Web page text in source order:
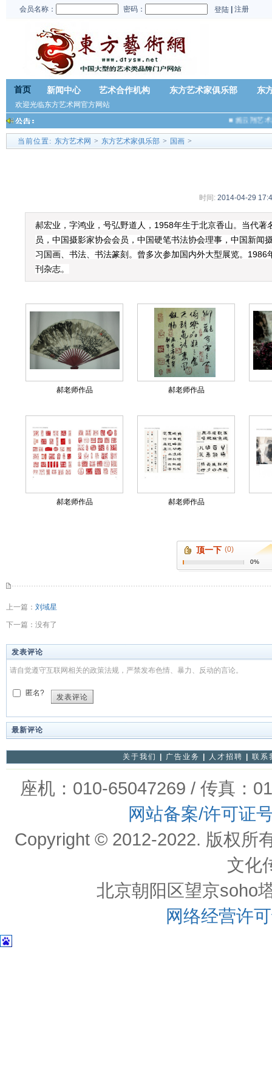
会员名称： 密码： 登陆| 注册
首页 新闻中心 艺术合作机构 东方艺术家俱乐部 东
欢迎光临东方艺术网官方网站
施云翔艺术
当前位置: 东方艺术网 > 东方艺术家俱乐部 > 国画 >
时间: 2014-04-29
郝宏业，字鸿业，号弘野道人，1958年生于北京香山。当代
员，中国摄影家协会会员，中国硬笔书法协会理事，中国新闻
习国画、书法、书法篆刻。曾多次参加国内外大型展览。
刊杂志。
郝老师作品 郝老师作品
郝老师作品 郝老师作品
顶一下 (0)
0%
上一篇： 刘域星
下一篇：没有了
发表评论
请自觉遵守互联网相关的政策法规，严禁发布色情、暴力、反动的言论。
匿名?
发表评论
最新评论
关于我们 广告业务 人才招聘 联系
座机：010-65047269 / 传真：
网站备案/许可证
Copyright © 2012-2022. 版权所
文化
北京朝阳区望京soho
网络经营许